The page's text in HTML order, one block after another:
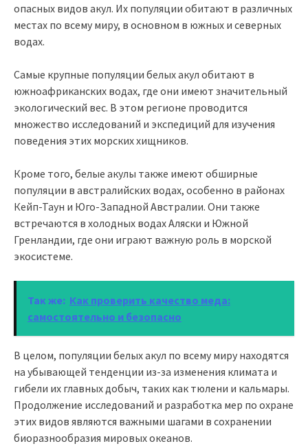
опасных видов акул. Их популяции обитают в различных
местах по всему миру, в основном в южных и северных
водах.
Самые крупные популяции белых акул обитают в
южноафриканских водах, где они имеют значительный
экологический вес. В этом регионе проводится
множество исследований и экспедиций для изучения
поведения этих морских хищников.
Кроме того, белые акулы также имеют обширные
популяции в австралийских водах, особенно в районах
Кейп-Таун и Юго-Западной Австралии. Они также
встречаются в холодных водах Аляски и Южной
Гренландии, где они играют важную роль в морской
экосистеме.
Так же: Как проверить качество меда:
самостоятельно и безопасно
В целом, популяции белых акул по всему миру находятся
на убывающей тенденции из-за изменения климата и
гибели их главных добыч, таких как тюлени и кальмары.
Продолжение исследований и разработка мер по охране
этих видов являются важными шагами в сохранении
биоразнообразия мировых океанов.